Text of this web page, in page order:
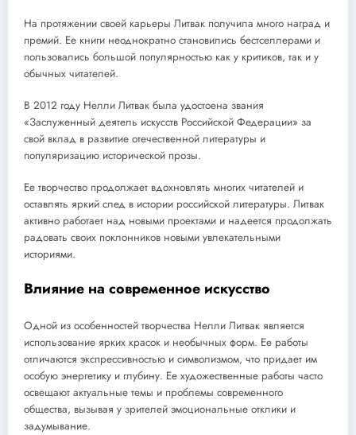
На протяжении своей карьеры Литвак получила много наград и
премий. Ее книги неоднократно становились бестселлерами и
пользовались большой популярностью как у критиков, так и у
обычных читателей.
В 2012 году Нелли Литвак была удостоена звания
«Заслуженный деятель искусств Российской Федерации» за
свой вклад в развитие отечественной литературы и
популяризацию исторической прозы.
Ее творчество продолжает вдохновлять многих читателей и
оставлять яркий след в истории российской литературы. Литвак
активно работает над новыми проектами и надеется продолжать
радовать своих поклонников новыми увлекательными
историями.
Влияние на современное искусство
Одной из особенностей творчества Нелли Литвак является
использование ярких красок и необычных форм. Ее работы
отличаются экспрессивностью и символизмом, что придает им
особую энергетику и глубину. Ее художественные работы часто
освещают актуальные темы и проблемы современного
общества, вызывая у зрителей эмоциональные отклики и
задумывание.